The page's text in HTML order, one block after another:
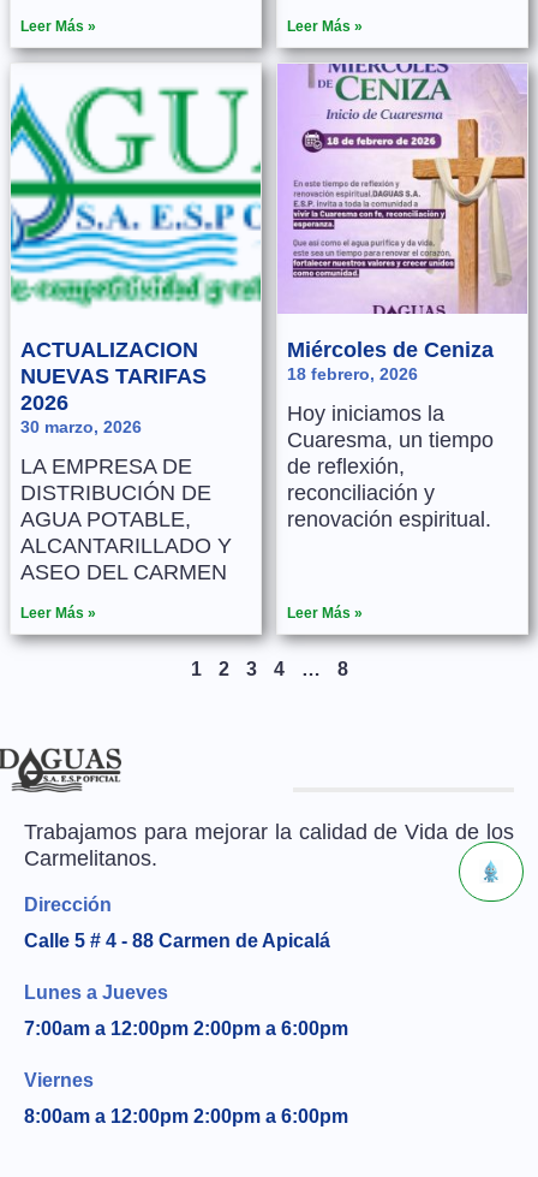
Leer Más » Leer Más »
ACTUALIZACION
NUEVAS TARIFAS
2026
30 marzo, 2026
LA EMPRESA DE
DISTRIBUCIÓN DE
AGUA POTABLE,
ALCANTARILLADO Y
ASEO DEL CARMEN
Leer Más »
Miércoles de Ceniza
18 febrero, 2026
Hoy iniciamos la
Cuaresma, un tiempo
de reflexión,
reconciliación y
renovación espiritual.
Leer Más »
1 2 3 4 … 8
Trabajamos para mejorar la calidad de Vida de los
Carmelitanos.
Dirección
Calle 5 # 4 - 88 Carmen de Apicalá
Lunes a Jueves
7:00am a 12:00pm 2:00pm a 6:00pm
Viernes
8:00am a 12:00pm 2:00pm a 6:00pm